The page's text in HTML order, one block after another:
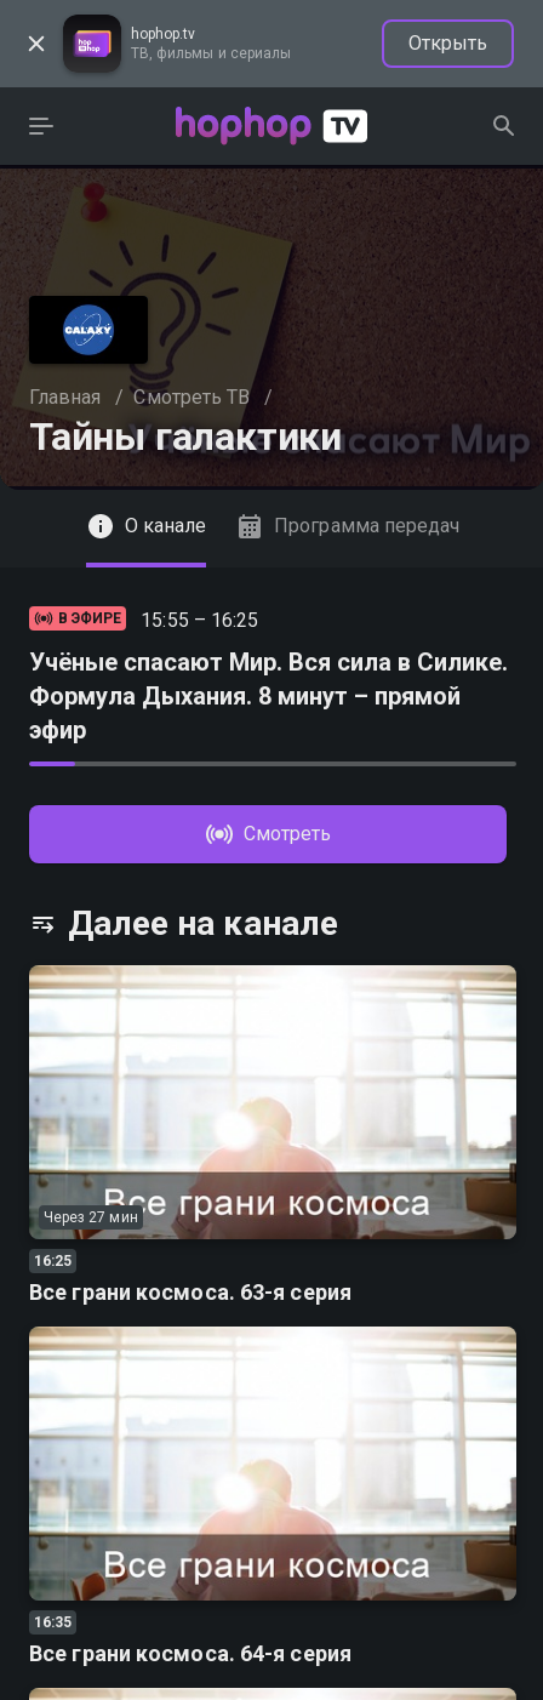
hophop.tv
ТВ, фильмы и сериалы
Открыть
Главная / Смотреть ТВ /
Тайны галактики
О канале Программа передач
В ЭФИРЕ 15:55 – 16:25
Учёные спасают Мир. Вся сила в Силике.
Формула Дыхания. 8 минут – прямой
эфир
Смотреть
Далее на канале
Через 27 мин
16:25
Все грани космоса. 63-я серия
16:35
Все грани космоса. 64-я серия